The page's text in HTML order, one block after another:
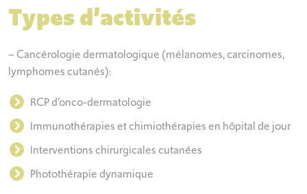
Types d’activités
– Cancérologie dermatologique (mélanomes, carcinomes,
lymphomes cutanés):
RCP d’onco-dermatologie
Immunothérapies et chimiothérapies en hôpital de jour
Interventions chirurgicales cutanées
Photothérapie dynamique